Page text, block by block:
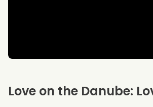
Love on the Danube: